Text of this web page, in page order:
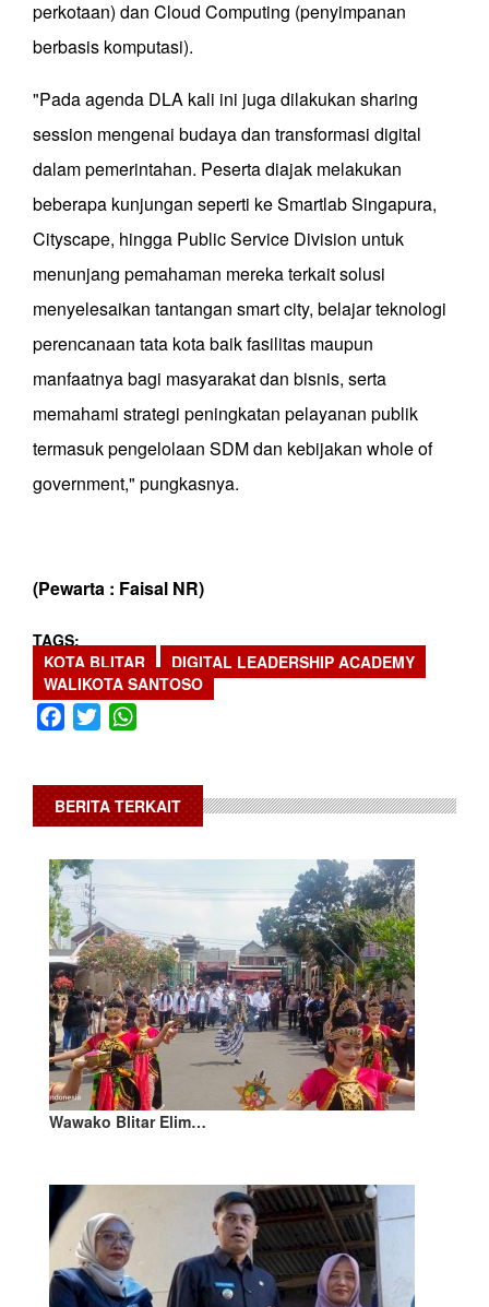
perkotaan) dan Cloud Computing (penyimpanan
berbasis komputasi).
"Pada agenda DLA kali ini juga dilakukan sharing
session mengenai budaya dan transformasi digital
dalam pemerintahan. Peserta diajak melakukan
beberapa kunjungan seperti ke Smartlab Singapura,
Cityscape, hingga Public Service Division untuk
menunjang pemahaman mereka terkait solusi
menyelesaikan tantangan smart city, belajar teknologi
perencanaan tata kota baik fasilitas maupun
manfaatnya bagi masyarakat dan bisnis, serta
memahami strategi peningkatan pelayanan publik
termasuk pengelolaan SDM dan kebijakan whole of
government," pungkasnya.
(Pewarta : Faisal NR)
TAGS
KOTA BLITAR
DIGITAL LEADERSHIP ACADEMY
WALIKOTA SANTOSO
Facebook
Twitter
BERITA TERKAIT
Wawako Blitar Elim…